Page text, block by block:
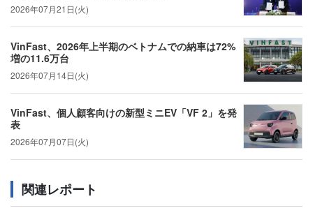
2026年07月21日(火)
VinFast、2026年上半期のベトナムでの納車は72%
増の11.6万台
2026年07月14日(火)
VinFast、個人顧客向けの新型ミニEV「VF 2」を発
表
2026年07月07日(火)
関連レポート